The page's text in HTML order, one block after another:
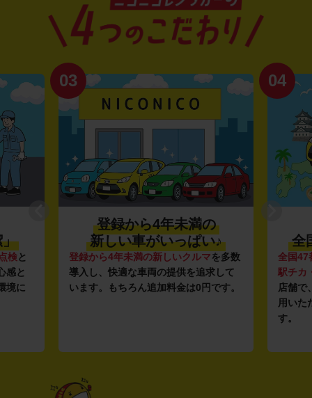
」
検と
感と
境に
03
登録から4年未満の
新しい車がいっぱい♪
登録から4年未満の新しいクルマを多数
導入し、快適な車両の提供を追求して
います。もちろん追加料金は0円です。
04
全
全国47
駅チカ
店舗で
用いた
す。